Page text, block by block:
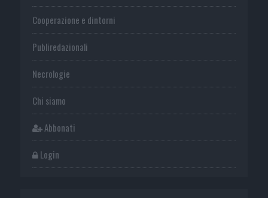
Cooperazione e dintorni
Publiredazionali
Necrologie
Chi siamo
Abbonati
Login